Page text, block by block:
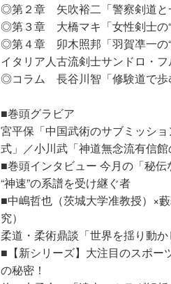
◎第２章 矢吹裕二「警察剣道と
◎第３章 大橋マキ「女性剣士の“
◎第４章 卯木照邦「羽賀凖一の“
イタリア人古流剣士サンドロ・
◎コラム 長谷川智「修験道で歩
■巻頭グラビア
宮平保「中国武術のサブミッシ
式」／小川武「神道無念流有信
■巻頭インタビュー 今月の「秘
“神速”の系譜を受け継ぐ者
■中嶋哲也（茨城大学准教授）×
究）
柔道・柔術鼎談「世界を揺り動か
■【新シリーズ】大注目のスポー
の秘密！